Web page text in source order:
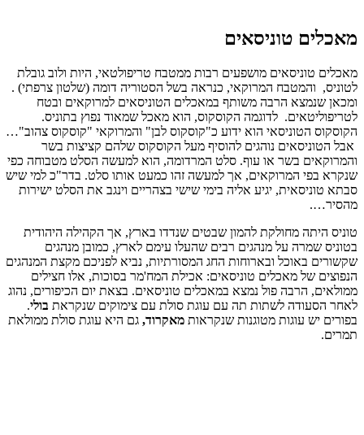
מאכלים טוניסאים
מאכלים טוניסאים מושפעים רבות ממטבח טריפולטאי, היות ולוב גובלת
לטוניס, והמטבח המרוקאי, כנראה בשל הסטוריה דומה (שלטון צרפתי) .
ומכאן שנמצא הרבה משותף במאכלים הטוניסאים למרוקאים ובטח
לטריפוליטאים. לדוגמה הקוסקוס, הוא מאכל שמאוד נפוץ בתוניס.
הקוסקוס הטוניסאי הוא ידוע כ"קוסקוס לבן" והמרוקאי "קוסקוס צהוב"…
אבל הטוניסאים נוהגים להוסיף מעל הקוסקוס שלהם קציצות בשר
והמרוקאים בשר או עוף. סלט המרדומה, הוא למעשה הסלט מטבוחה כפי
שנקרא בפי המרוקאים, אך למעשה זהו כמעט אותו סלט. בדר"כ למי שיש
סבתא טוניסאית, יגיע אליה בימי שישי בצהריים וינגב את הסלט ישירות
מהסיר….
טוניס היתה מחולקת להמון שבטים שנדדו בארץ, אך הקהילה היהודית
בטוניס שמרה על מנהגים רבים שהעלו עימם לארץ, כמובן מנהגים
שקשורים באוכל ובארוחות החג המסורתיות, נביא לפניכם מקצת המנהגים
הנפוצים של מאכלים טוניסאים: אכילת המח'מר בסוכות, אלו חצילים
ממולאים, הרבה פול נמצא במאכלים טוניסאים. בצאת יום הכיפורים, נהוג
לאחר הסעודה לשתות תה עם עוגת סולת עם צימוקים שנקראת בולי.
בפורים יש עוגות מטוגנות שנקראות מאקרוד, גם היא עוגת סולת ממולאת
תמרים.